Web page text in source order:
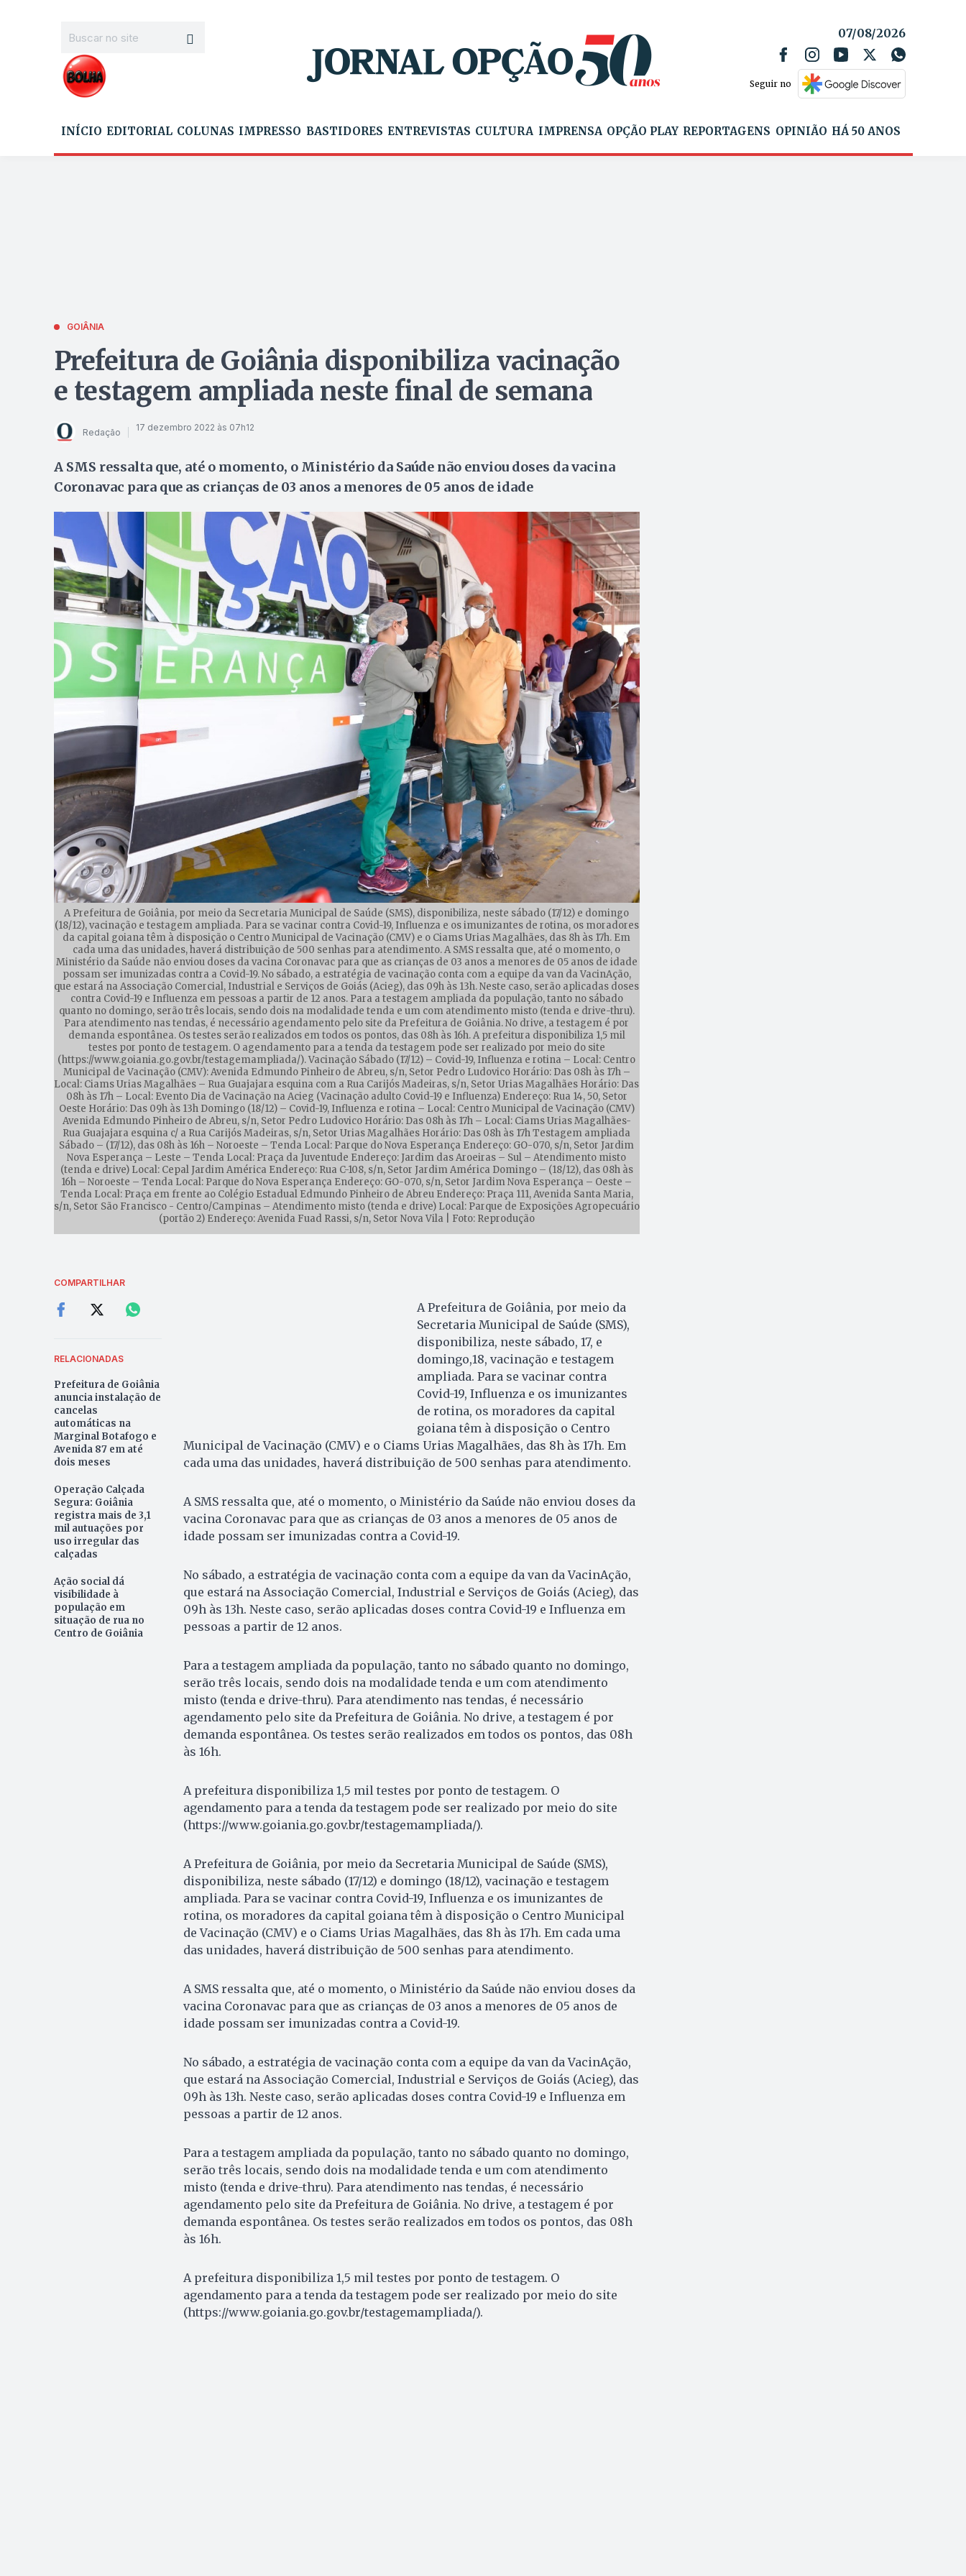
07/08/2026
Seguir no
INÍCIO EDITORIAL COLUNAS IMPRESSO BASTIDORES ENTREVISTAS CULTURA IMPRENSA OPÇÃO PLAY REPORTAGENS OPINIÃO HÁ 50 ANOS
GOIÂNIA
Prefeitura de Goiânia disponibiliza vacinação
e testagem ampliada neste final de semana
Redação 17 dezembro 2022 às 07h12
A SMS ressalta que, até o momento, o Ministério da Saúde não enviou doses da vacina
Coronavac para que as crianças de 03 anos a menores de 05 anos de idade
A Prefeitura de Goiânia, por meio da Secretaria Municipal de Saúde (SMS), disponibiliza, neste sábado (17/12) e domingo
(18/12), vacinação e testagem ampliada. Para se vacinar contra Covid-19, Influenza e os imunizantes de rotina, os moradores
da capital goiana têm à disposição o Centro Municipal de Vacinação (CMV) e o Ciams Urias Magalhães, das 8h às 17h. Em
cada uma das unidades, haverá distribuição de 500 senhas para atendimento. A SMS ressalta que, até o momento, o
Ministério da Saúde não enviou doses da vacina Coronavac para que as crianças de 03 anos a menores de 05 anos de idade
possam ser imunizadas contra a Covid-19. No sábado, a estratégia de vacinação conta com a equipe da van da VacinAção,
que estará na Associação Comercial, Industrial e Serviços de Goiás (Acieg), das 09h às 13h. Neste caso, serão aplicadas doses
contra Covid-19 e Influenza em pessoas a partir de 12 anos. Para a testagem ampliada da população, tanto no sábado
quanto no domingo, serão três locais, sendo dois na modalidade tenda e um com atendimento misto (tenda e drive-thru).
Para atendimento nas tendas, é necessário agendamento pelo site da Prefeitura de Goiânia. No drive, a testagem é por
demanda espontânea. Os testes serão realizados em todos os pontos, das 08h às 16h. A prefeitura disponibiliza 1,5 mil
testes por ponto de testagem. O agendamento para a tenda da testagem pode ser realizado por meio do site
(https://www.goiania.go.gov.br/testagemampliada/). Vacinação Sábado (17/12) – Covid-19, Influenza e rotina – Local: Centro
Municipal de Vacinação (CMV): Avenida Edmundo Pinheiro de Abreu, s/n, Setor Pedro Ludovico Horário: Das 08h às 17h –
Local: Ciams Urias Magalhães – Rua Guajajara esquina com a Rua Carijós Madeiras, s/n, Setor Urias Magalhães Horário: Das
08h às 17h – Local: Evento Dia de Vacinação na Acieg (Vacinação adulto Covid-19 e Influenza) Endereço: Rua 14, 50, Setor
Oeste Horário: Das 09h às 13h Domingo (18/12) – Covid-19, Influenza e rotina – Local: Centro Municipal de Vacinação (CMV)
Avenida Edmundo Pinheiro de Abreu, s/n, Setor Pedro Ludovico Horário: Das 08h às 17h – Local: Ciams Urias Magalhães-
Rua Guajajara esquina c/ a Rua Carijós Madeiras, s/n, Setor Urias Magalhães Horário: Das 08h às 17h Testagem ampliada
Sábado – (17/12), das 08h às 16h – Noroeste – Tenda Local: Parque do Nova Esperança Endereço: GO-070, s/n, Setor Jardim
Nova Esperança – Leste – Tenda Local: Praça da Juventude Endereço: Jardim das Aroeiras – Sul – Atendimento misto
(tenda e drive) Local: Cepal Jardim América Endereço: Rua C-108, s/n, Setor Jardim América Domingo – (18/12), das 08h às
16h – Noroeste – Tenda Local: Parque do Nova Esperança Endereço: GO-070, s/n, Setor Jardim Nova Esperança – Oeste –
Tenda Local: Praça em frente ao Colégio Estadual Edmundo Pinheiro de Abreu Endereço: Praça 111, Avenida Santa Maria,
s/n, Setor São Francisco - Centro/Campinas – Atendimento misto (tenda e drive) Local: Parque de Exposições Agropecuário
(portão 2) Endereço: Avenida Fuad Rassi, s/n, Setor Nova Vila | Foto: Reprodução
COMPARTILHAR
RELACIONADAS
Prefeitura de Goiânia
anuncia instalação de
cancelas
automáticas na
Marginal Botafogo e
Avenida 87 em até
dois meses
Operação Calçada
Segura: Goiânia
registra mais de 3,1
mil autuações por
uso irregular das
calçadas
Ação social dá
visibilidade à
população em
situação de rua no
Centro de Goiânia
A Prefeitura de Goiânia, por meio da
Secretaria Municipal de Saúde (SMS),
disponibiliza, neste sábado, 17, e
domingo,18, vacinação e testagem
ampliada. Para se vacinar contra
Covid-19, Influenza e os imunizantes
de rotina, os moradores da capital
goiana têm à disposição o Centro
Municipal de Vacinação (CMV) e o Ciams Urias Magalhães, das 8h às 17h. Em
cada uma das unidades, haverá distribuição de 500 senhas para atendimento.
A SMS ressalta que, até o momento, o Ministério da Saúde não enviou doses da
vacina Coronavac para que as crianças de 03 anos a menores de 05 anos de
idade possam ser imunizadas contra a Covid-19.
No sábado, a estratégia de vacinação conta com a equipe da van da VacinAção,
que estará na Associação Comercial, Industrial e Serviços de Goiás (Acieg), das
09h às 13h. Neste caso, serão aplicadas doses contra Covid-19 e Influenza em
pessoas a partir de 12 anos.
Para a testagem ampliada da população, tanto no sábado quanto no domingo,
serão três locais, sendo dois na modalidade tenda e um com atendimento
misto (tenda e drive-thru). Para atendimento nas tendas, é necessário
agendamento pelo site da Prefeitura de Goiânia. No drive, a testagem é por
demanda espontânea. Os testes serão realizados em todos os pontos, das 08h
às 16h.
A prefeitura disponibiliza 1,5 mil testes por ponto de testagem. O
agendamento para a tenda da testagem pode ser realizado por meio do site
(https://www.goiania.go.gov.br/testagemampliada/).
A Prefeitura de Goiânia, por meio da Secretaria Municipal de Saúde (SMS),
disponibiliza, neste sábado (17/12) e domingo (18/12), vacinação e testagem
ampliada. Para se vacinar contra Covid-19, Influenza e os imunizantes de
rotina, os moradores da capital goiana têm à disposição o Centro Municipal
de Vacinação (CMV) e o Ciams Urias Magalhães, das 8h às 17h. Em cada uma
das unidades, haverá distribuição de 500 senhas para atendimento.
A SMS ressalta que, até o momento, o Ministério da Saúde não enviou doses da
vacina Coronavac para que as crianças de 03 anos a menores de 05 anos de
idade possam ser imunizadas contra a Covid-19.
No sábado, a estratégia de vacinação conta com a equipe da van da VacinAção,
que estará na Associação Comercial, Industrial e Serviços de Goiás (Acieg), das
09h às 13h. Neste caso, serão aplicadas doses contra Covid-19 e Influenza em
pessoas a partir de 12 anos.
Para a testagem ampliada da população, tanto no sábado quanto no domingo,
serão três locais, sendo dois na modalidade tenda e um com atendimento
misto (tenda e drive-thru). Para atendimento nas tendas, é necessário
agendamento pelo site da Prefeitura de Goiânia. No drive, a testagem é por
demanda espontânea. Os testes serão realizados em todos os pontos, das 08h
às 16h.
A prefeitura disponibiliza 1,5 mil testes por ponto de testagem. O
agendamento para a tenda da testagem pode ser realizado por meio do site
(https://www.goiania.go.gov.br/testagemampliada/).